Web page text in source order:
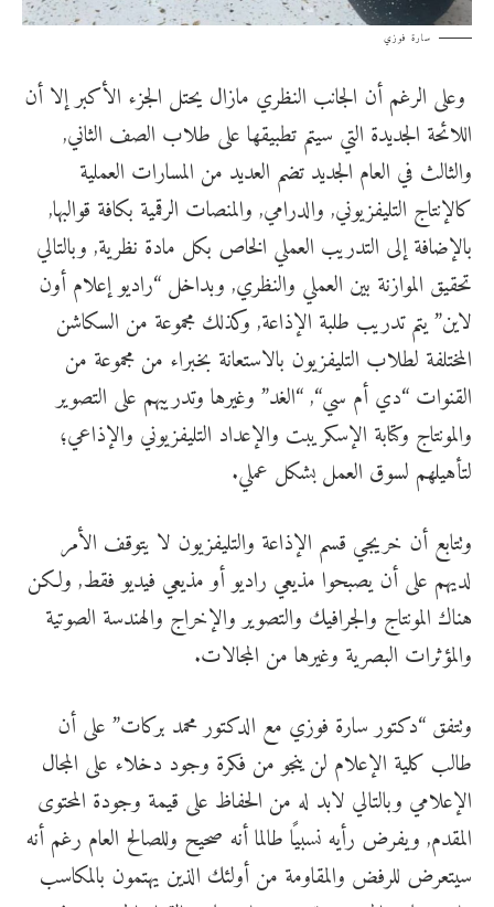
سارة فوزي
وعلى الرغم أن الجانب النظري مازال يحتل الجزء الأكبر إلا أن
اللائحة الجديدة التي سيتم تطبيقها على طلاب الصف الثاني,
والثالث في العام الجديد تضم العديد من المسارات العملية
كالإنتاج التليفزيوني, والدرامي, والمنصات الرقمية بكافة قوالبها,
بالإضافة إلى التدريب العملي الخاص بكل مادة نظرية, وبالتالي
تحقيق الموازنة بين العملي والنظري, وبداخل “راديو إعلام أون
لاين” يتم تدريب طلبة الإذاعة, وكذلك مجموعة من السكاشن
المختلفة لطلاب التليفزيون بالاستعانة بخبراء من مجموعة من
القنوات “دي أم سي“, “الغد” وغيرها وتدريبهم على التصوير
والمونتاج وكتابة الإسكريبت والإعداد التليفزيوني والإذاعي؛
لتأهيلهم لسوق العمل بشكل عملي.
وتتابع أن خريجي قسم الإذاعة والتليفزيون لا يتوقف الأمر
لديهم على أن يصبحوا مذيعي راديو أو مذيعي فيديو فقط, ولكن
هناك المونتاج والجرافيك والتصوير والإخراج والهندسة الصوتية
والمؤثرات البصرية وغيرها من المجالات.
وتتفق “دكتور سارة فوزي مع الدكتور محمد بركات” على أن
طالب كلية الإعلام لن ينجو من فكرة وجود دخلاء على المجال
الإعلامي وبالتالي لابد له من الحفاظ على قيمة وجودة المحتوى
المقدم, ويفرض رأيه نسبيًا طالما أنه صحيح وللصالح العام رغم أنه
سيتعرض للرفض والمقاومة من أولئك الذين يهتمون بالمكاسب